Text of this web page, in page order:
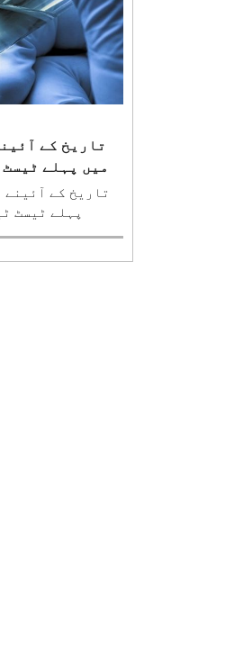
الاقوامی سطح
میں پہلے
طبی
پہلے ٹیسٹ